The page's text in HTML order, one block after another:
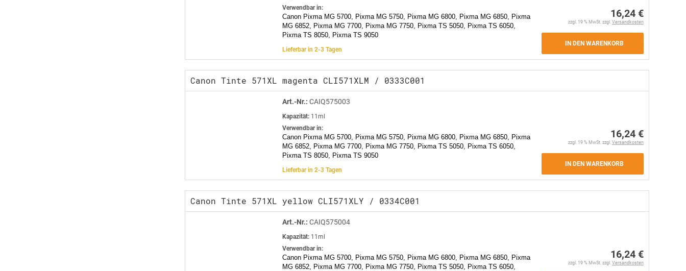
Verwendbar in:
Canon Pixma MG 5700, Pixma MG 5750, Pixma MG 6800, Pixma MG 6850, Pixma
MG 6852, Pixma MG 7700, Pixma MG 7750, Pixma TS 5050, Pixma TS 6050,
Pixma TS 8050, Pixma TS 9050
Lieferbar in 2-3 Tagen
16,24 €
zzgl. 19 % MwSt. zzgl. Versandkosten
IN DEN WARENKORB
Canon Tinte 571XL magenta CLI571XLM / 0333C001
Art.-Nr.: CAIQ575003
Kapazität: 11ml
Verwendbar in:
Canon Pixma MG 5700, Pixma MG 5750, Pixma MG 6800, Pixma MG 6850, Pixma
MG 6852, Pixma MG 7700, Pixma MG 7750, Pixma TS 5050, Pixma TS 6050,
Pixma TS 8050, Pixma TS 9050
Lieferbar in 2-3 Tagen
16,24 €
zzgl. 19 % MwSt. zzgl. Versandkosten
IN DEN WARENKORB
Canon Tinte 571XL yellow CLI571XLY / 0334C001
Art.-Nr.: CAIQ575004
Kapazität: 11ml
Verwendbar in:
Canon Pixma MG 5700, Pixma MG 5750, Pixma MG 6800, Pixma MG 6850, Pixma
MG 6852, Pixma MG 7700, Pixma MG 7750, Pixma TS 5050, Pixma TS 6050,
16,24 €
zzgl. 19 % MwSt. zzgl. Versandkosten